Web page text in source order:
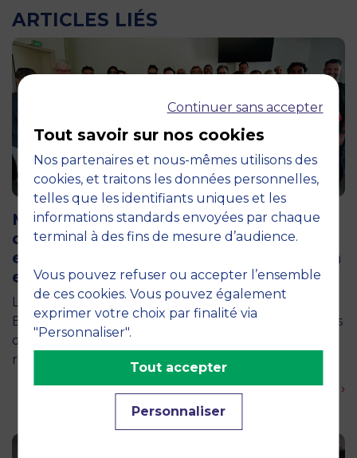
ARTICLES LIÉS
12 juin 2026
MBS accueille les jurys des Trophées
de l’Économie Numérique 2026 : un
engagement au service de l’innovation
en occitanie
La semaine dernière, le campus de MBS School of
Business a ouvert ses portes aux jurys des Trophées
de l'Économie Numérique 2026, une compétition
régionale…
En savoir plus ›
Continuer sans accepter
Tout savoir sur nos cookies
Nos partenaires et nous-mêmes utilisons des
cookies, et traitons les données personnelles,
telles que les identifiants uniques et les
informations standards envoyées par chaque
terminal à des fins de mesure d’audience.
Vous pouvez refuser ou accepter l’ensemble
de ces cookies. Vous pouvez également
exprimer votre choix par finalité via
"Personnaliser".
Personnaliser
Tout accepter